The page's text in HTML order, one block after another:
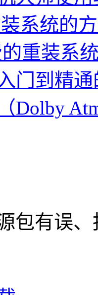
系统的
重装系
门到精
Dolby
包有误